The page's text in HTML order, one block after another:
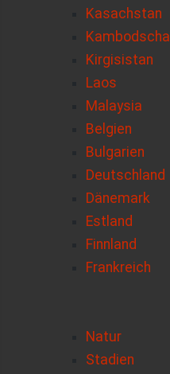
Kasachstan
Kambodscha
Kirgisistan
Laos
Malaysia
Belgien
Bulgarien
Deutschland
Dänemark
Estland
Finnland
Frankreich
Natur
Stadien